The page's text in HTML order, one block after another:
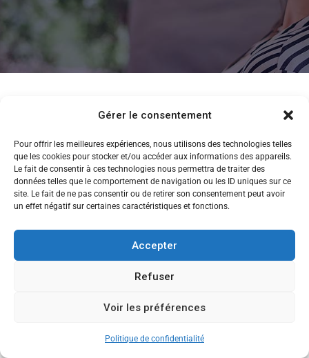
Gérer le consentement
Pour offrir les meilleures expériences, nous utilisons des technologies telles
que les cookies pour stocker et/ou accéder aux informations des appareils.
Le fait de consentir à ces technologies nous permettra de traiter des
données telles que le comportement de navigation ou les ID uniques sur ce
site. Le fait de ne pas consentir ou de retirer son consentement peut avoir
un effet négatif sur certaines caractéristiques et fonctions.
Accepter
Refuser
Voir les préférences
Politique de confidentialité
CANDIDATEZ MAINTENANT